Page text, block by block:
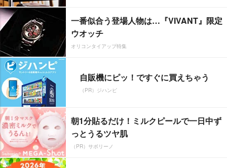
一番似合う登場人物は…『VIVANT』限定
ウオッチ
オリコンタイアップ特集
自販機にピッ！ですぐに買えちゃう
（PR）ジハンピ
朝1分貼るだけ！ミルクピールで一日中ず
っとうるツヤ肌
（PR）サボリーノ